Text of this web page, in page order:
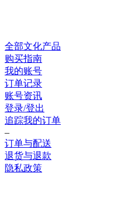
全部文化产品
购买指南
我的账号
订单记录
账号资讯
登录/登出
追踪我的订单
–
订单与配送
退货与退款
隐私政策